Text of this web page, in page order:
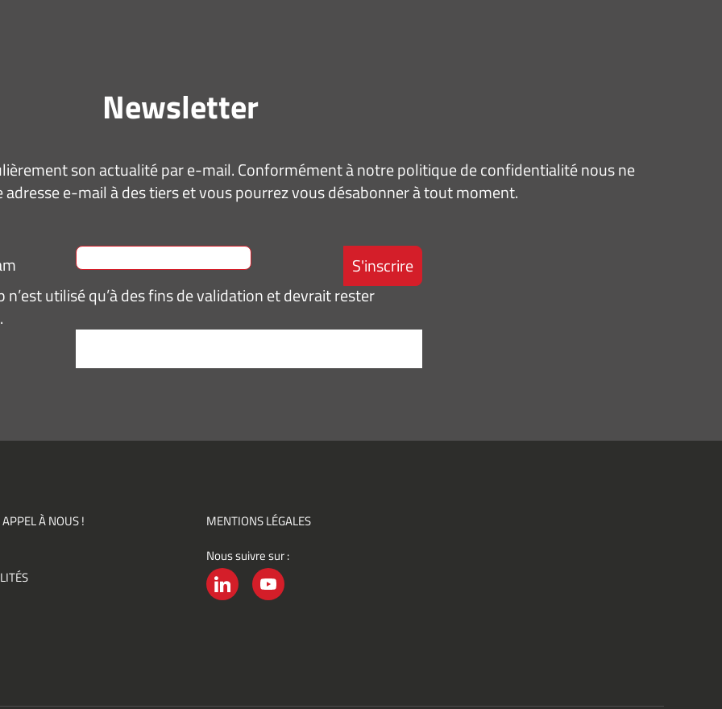
Newsletter
son actualité par e-mail. Conformément à notre politique de confidentialité nous ne
e-mail à des tiers et vous pourrez vous désabonner à tout moment.
n’est utilisé qu’à des fins de validation et devrait rester
des
À NOUS !
MENTIONS LÉGALES
Nous suivre sur :